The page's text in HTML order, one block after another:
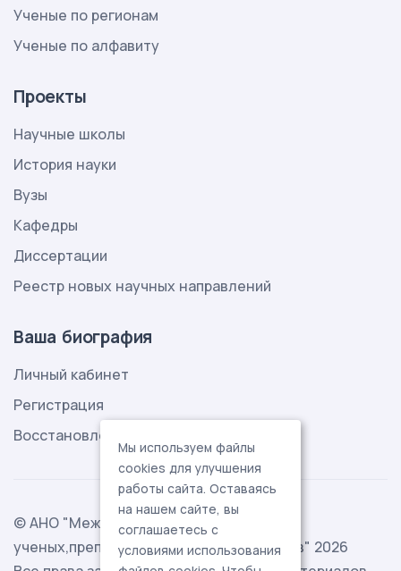
Ученые по регионам
Ученые по алфавиту
Проекты
Научные школы
История науки
Вузы
Кафедры
Диссертации
Реестр новых научных направлений
Ваша биография
Личный кабинет
Регистрация
Восстановление пароля
© АНО "Международная ассоциация
ученых,преподавателей и специалистов" 2026
Мы используем файлы
cookies для улучшения
работы сайта. Оставаясь
на нашем сайте, вы
соглашаетесь с
условиями использования